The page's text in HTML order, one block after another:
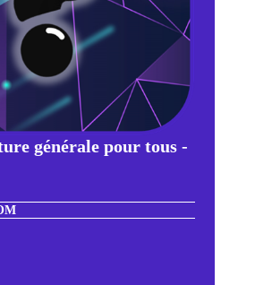
générale pour tous -